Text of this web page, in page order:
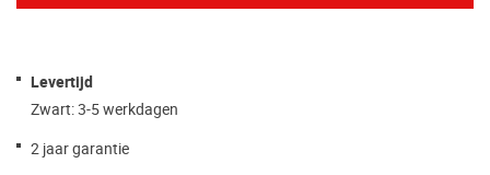
Levertijd
Zwart: 3-5 werkdagen
2 jaar garantie